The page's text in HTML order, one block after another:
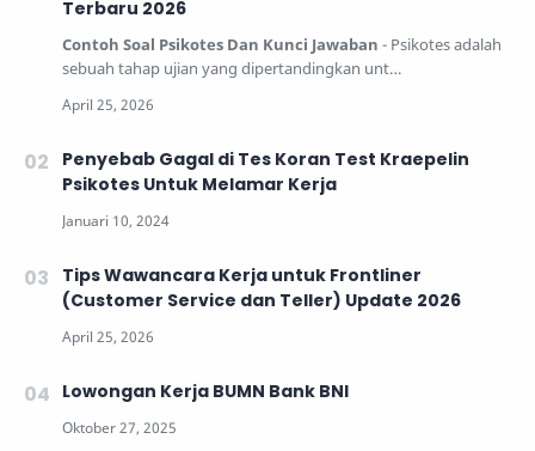
Terbaru 2026
Contoh Soal Psikotes Dan Kunci Jawaban - Psikotes adalah
sebuah tahap ujian yang dipertandingkan unt…
Penyebab Gagal di Tes Koran Test Kraepelin
Psikotes Untuk Melamar Kerja
Tips Wawancara Kerja untuk Frontliner
(Customer Service dan Teller) Update 2026
Lowongan Kerja BUMN Bank BNI